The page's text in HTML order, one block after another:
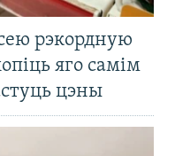
рэкордную
яго самім
цэны